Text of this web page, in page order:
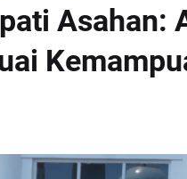
Asahan: